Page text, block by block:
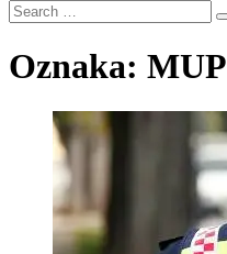
Search
…
Oznaka: MUP